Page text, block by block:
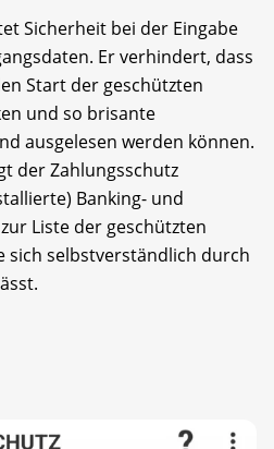
Sicherheit bei der Eingabe
Er verhindert, dass
Start der geschützten
und so brisante
ausgelesen werden können.
der Zahlungsschutz
Banking- und
Liste der geschützten
sich selbstverständlich durch